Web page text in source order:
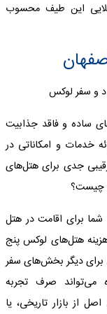
این طیف محسوب
و سفر لوکس
ساده و فاقد جذابیت
خدمات و امکاناتی در
جدی برای هتل‌های
چیست؟
برای اقامت در هتل
هتل‌های لوکس پنج
برای دیگر بخش‌های سفر
می‌تواند صرف تجربه
از بازار تاریخی، یا